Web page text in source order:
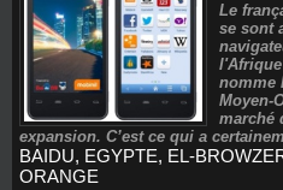
Le
se sont
nomme
Moyen-
marché
expansion. C’est ce qui a
BAIDU, EGYPTE, EL-
ORANGE